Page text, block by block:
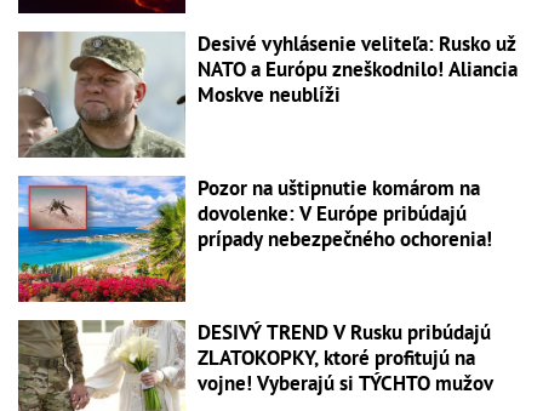
Desivé vyhlásenie veliteľa: Rusko už
NATO a Európu zneškodnilo! Aliancia
Moskve neublíži
Pozor na uštipnutie komárom na
dovolenke: V Európe pribúdajú
prípady nebezpečného ochorenia!
DESIVÝ TREND V Rusku pribúdajú
ZLATOKOPKY, ktoré profitujú na
vojne! Vyberajú si TÝCHTO mužov